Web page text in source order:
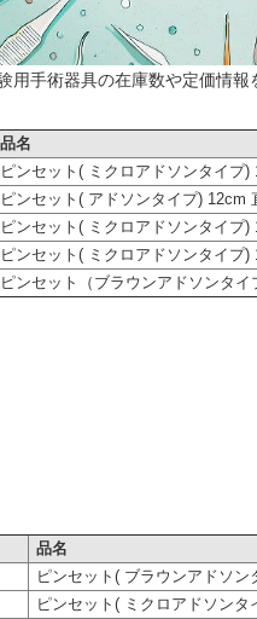
用手術器具の在庫数や定価情報
品名
ピンセット( ミクロアドソンタイプ
ピンセット( アドソンタイプ) 12cm
ピンセット( ミクロアドソンタイプ)
ピンセット( ミクロアドソンタイプ)
ピンセット（ブラウンアドソンタイ
品名
ピンセット( ブラウンアドソ
ピンセット( ミクロアドソンタ